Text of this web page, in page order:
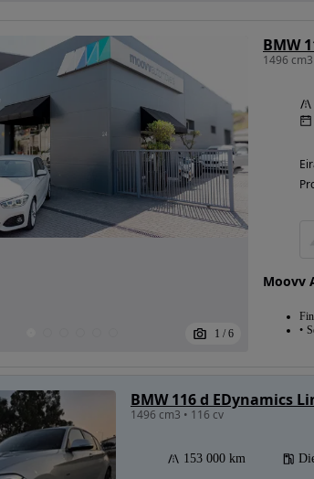
1 / 6
BMW
1496
Moovv
BMW 116 d EDynamics
1496 cm3 • 116 cv
153 000 km